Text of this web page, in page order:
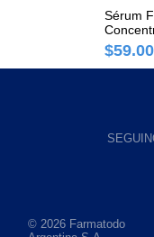
Sérum
© 2026 Farmatodo